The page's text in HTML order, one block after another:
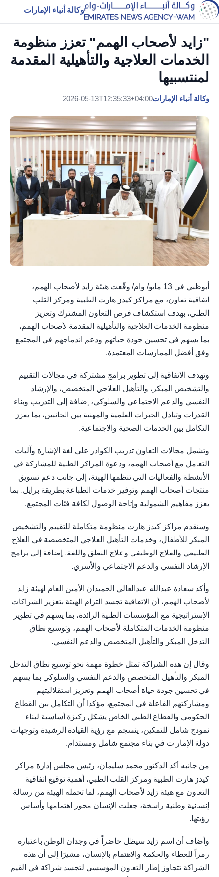
وكالة أنباء الإمارات
"زايد لأصحاب الهمم" تعزز منظومة
الخدمات العلاجية والتأهيلية المقدمة
لمنتسبيها
وكالة أنباء الإمارات2026-05-13T12:35:33+04:00
أبوظبي في 13 مايو/ وام/ وقّعت هيئة زايد لأصحاب الهمم،
اتفاقية تعاون، مع مراكز كيدز هارت الطبية ومركز القلب
الطبي، بهدف استكشاف فرص التعاون المشترك وتعزيز
منظومة الخدمات العلاجية والتأهيلية المقدمة لأصحاب الهمم،
بما يسهم في تحسين جودة حياتهم ودعم اندماجهم في المجتمع
وفق أفضل الممارسات المعتمدة.
وتهدف الاتفاقية إلى تطوير برامج مشتركة في مجالات التقييم
والتشخيص المبكر، والتأهيل العلاجي المتخصص، والإرشاد
النفسي والدعم الاجتماعي والسلوكي، إضافة إلى التدريب وبناء
القدرات وتبادل الخبرات العلمية والمهنية بين الجانبين، بما يعزز
التكامل بين الخدمات الصحية والاجتماعية.
وتشمل مجالات التعاون تدريب الكوادر على لغة الإشارة وآليات
التعامل مع أصحاب الهمم، ودعوة المراكز الطبية للمشاركة في
الأنشطة والفعاليات التي تنظمها الهيئة، إلى جانب دعم تسويق
منتجات أصحاب الهمم وتوفير خدمات الطباعة بطريقة برايل، بما
يعزز مفاهيم الشمولية وإتاحة الوصول لكافة فئات المجتمع.
وستقدم مراكز كيدز هارت منظومة متكاملة للتقييم والتشخيص
المبكر للأطفال، وخدمات التأهيل العلاجي المتخصصة في العلاج
الطبيعي والعلاج الوظيفي وعلاج النطق واللغة، إضافة إلى برامج
الإرشاد النفسي والدعم الاجتماعي والأسري.
وأكد سعادة عبدالله عبدالعالي الحميدان الأمين العام لهيئة زايد
لأصحاب الهمم، أن الاتفاقية تجسد التزام الهيئة بتعزيز الشراكات
الإستراتيجية مع المؤسسات الطبية الرائدة، بما يسهم في تطوير
منظومة الخدمات المتكاملة لأصحاب الهمم، وتوسيع نطاق
التدخل المبكر والتأهيل المتخصص والدعم النفسي.
وقال إن هذه الشراكة تمثل خطوة مهمة نحو توسيع نطاق التدخل
المبكر والتأهيل المتخصص والدعم النفسي والسلوكي بما يسهم
في تحسين جودة حياة أصحاب الهمم وتعزيز استقلاليتهم
ومشاركتهم الفاعلة في المجتمع، مؤكدا أن التكامل بين القطاع
الحكومي والقطاع الطبي الخاص يشكل ركيزة أساسية لبناء
نموذج شامل للتمكين، ينسجم مع رؤية القيادة الرشيدة وتوجهات
دولة الإمارات في بناء مجتمع شامل ومستدام.
من جانبه أكد الدكتور محمد سليمان، رئيس مجلس إدارة مراكز
كيدز هارت الطبية ومركز القلب الطبي، أهمية توقيع اتفاقية
التعاون مع هيئة زايد لأصحاب الهمم، لما تحمله الهيئة من رسالة
إنسانية وطنية راسخة، جعلت الإنسان محور اهتمامها وأساس
رؤيتها.
وأضاف أن اسم زايد سيظل حاضراً في وجدان الوطن باعتباره
رمزاً للعطاء والحكمة والاهتمام بالإنسان، مشيرًا إلى أن هذه
الشراكة تتجاوز إطار التعاون المؤسسي لتجسد شراكة في القيم